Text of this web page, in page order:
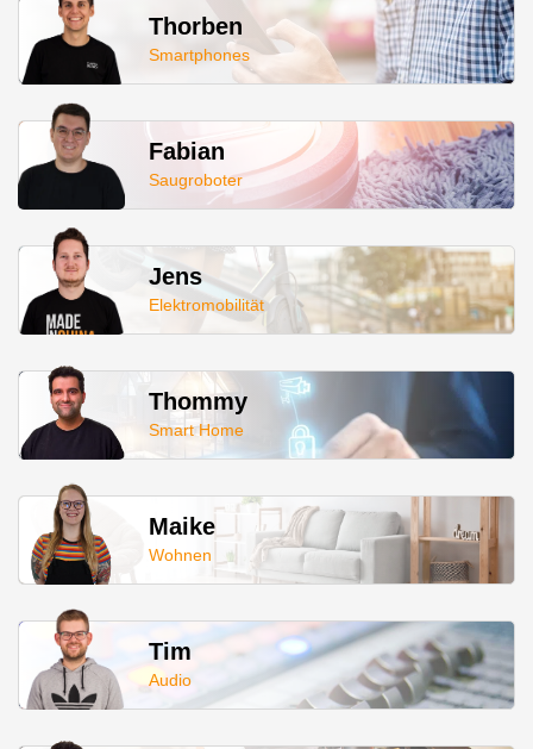
Thorben
Smartphones
Fabian
Saugroboter
Jens
Elektromobilität
Thommy
Smart Home
Maike
Wohnen
Tim
Audio